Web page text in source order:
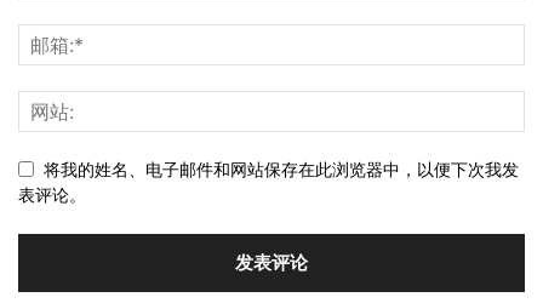
将我的姓名、电子邮件和网站保存在此浏览器中，以便下次我发
表评论。